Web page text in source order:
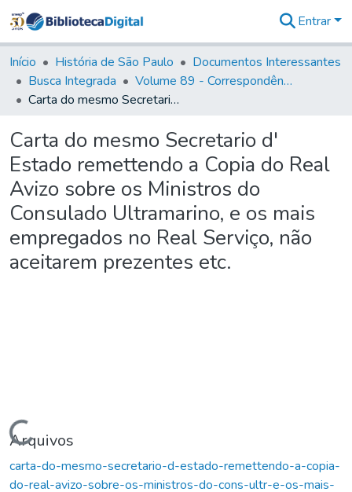
&
Coleções
Tudo na
Biblioteca
Estatísticas
Entrar
Início História de São Paulo
Documentos Interessantes
Busca Integrada
Volume 89 - Correspondência do então Governador e Capitão General de São Paulo, Antonio Manoel de Mello Castro (1797-1802)
Carta do mesmo Secretario d' Estado remettendo a Copia do Real Avizo sobre os Ministros do Consulado Ultramarino, e os mais empregados no Real Serviço, não aceitarem prezentes etc.
Carta do mesmo Secretario d'
Estado remettendo a Copia do Real
Avizo sobre os Ministros do
Consulado Ultramarino, e os mais
empregados no Real Serviço, não
aceitarem prezentes etc.
Carregando...
Arquivos
carta-do-mesmo-secretario-d-estado-remettendo-a-copia-
do-real-avizo-sobre-os-ministros-do-cons-ultr-e-os-mais-